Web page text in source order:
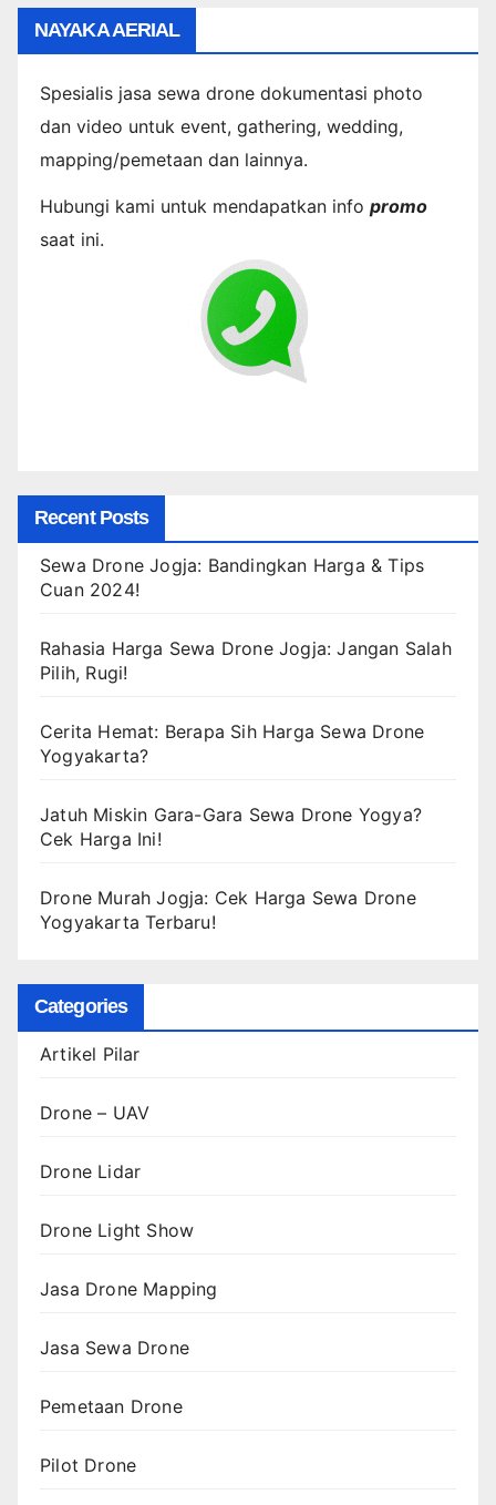
NAYAKA AERIAL
Spesialis jasa sewa drone dokumentasi photo
dan video untuk event, gathering, wedding,
mapping/pemetaan dan lainnya.
Hubungi kami untuk mendapatkan info promo
saat ini.
Recent Posts
Sewa Drone Jogja: Bandingkan Harga & Tips
Cuan 2024!
Rahasia Harga Sewa Drone Jogja: Jangan Salah
Pilih, Rugi!
Cerita Hemat: Berapa Sih Harga Sewa Drone
Yogyakarta?
Jatuh Miskin Gara-Gara Sewa Drone Yogya?
Cek Harga Ini!
Drone Murah Jogja: Cek Harga Sewa Drone
Yogyakarta Terbaru!
Categories
Artikel Pilar
Drone – UAV
Drone Lidar
Drone Light Show
Jasa Drone Mapping
Jasa Sewa Drone
Pemetaan Drone
Pilot Drone